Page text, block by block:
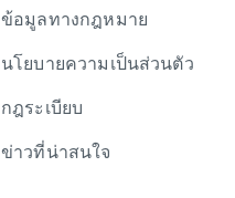
ข้อมูลทางกฎหมาย
นโยบายความเป็นส่วนตัว
กฎระเบียบ
ข่าวที่น่าสนใจ